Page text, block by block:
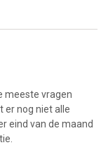
meeste vragen
er nog niet alle
eind van de maand